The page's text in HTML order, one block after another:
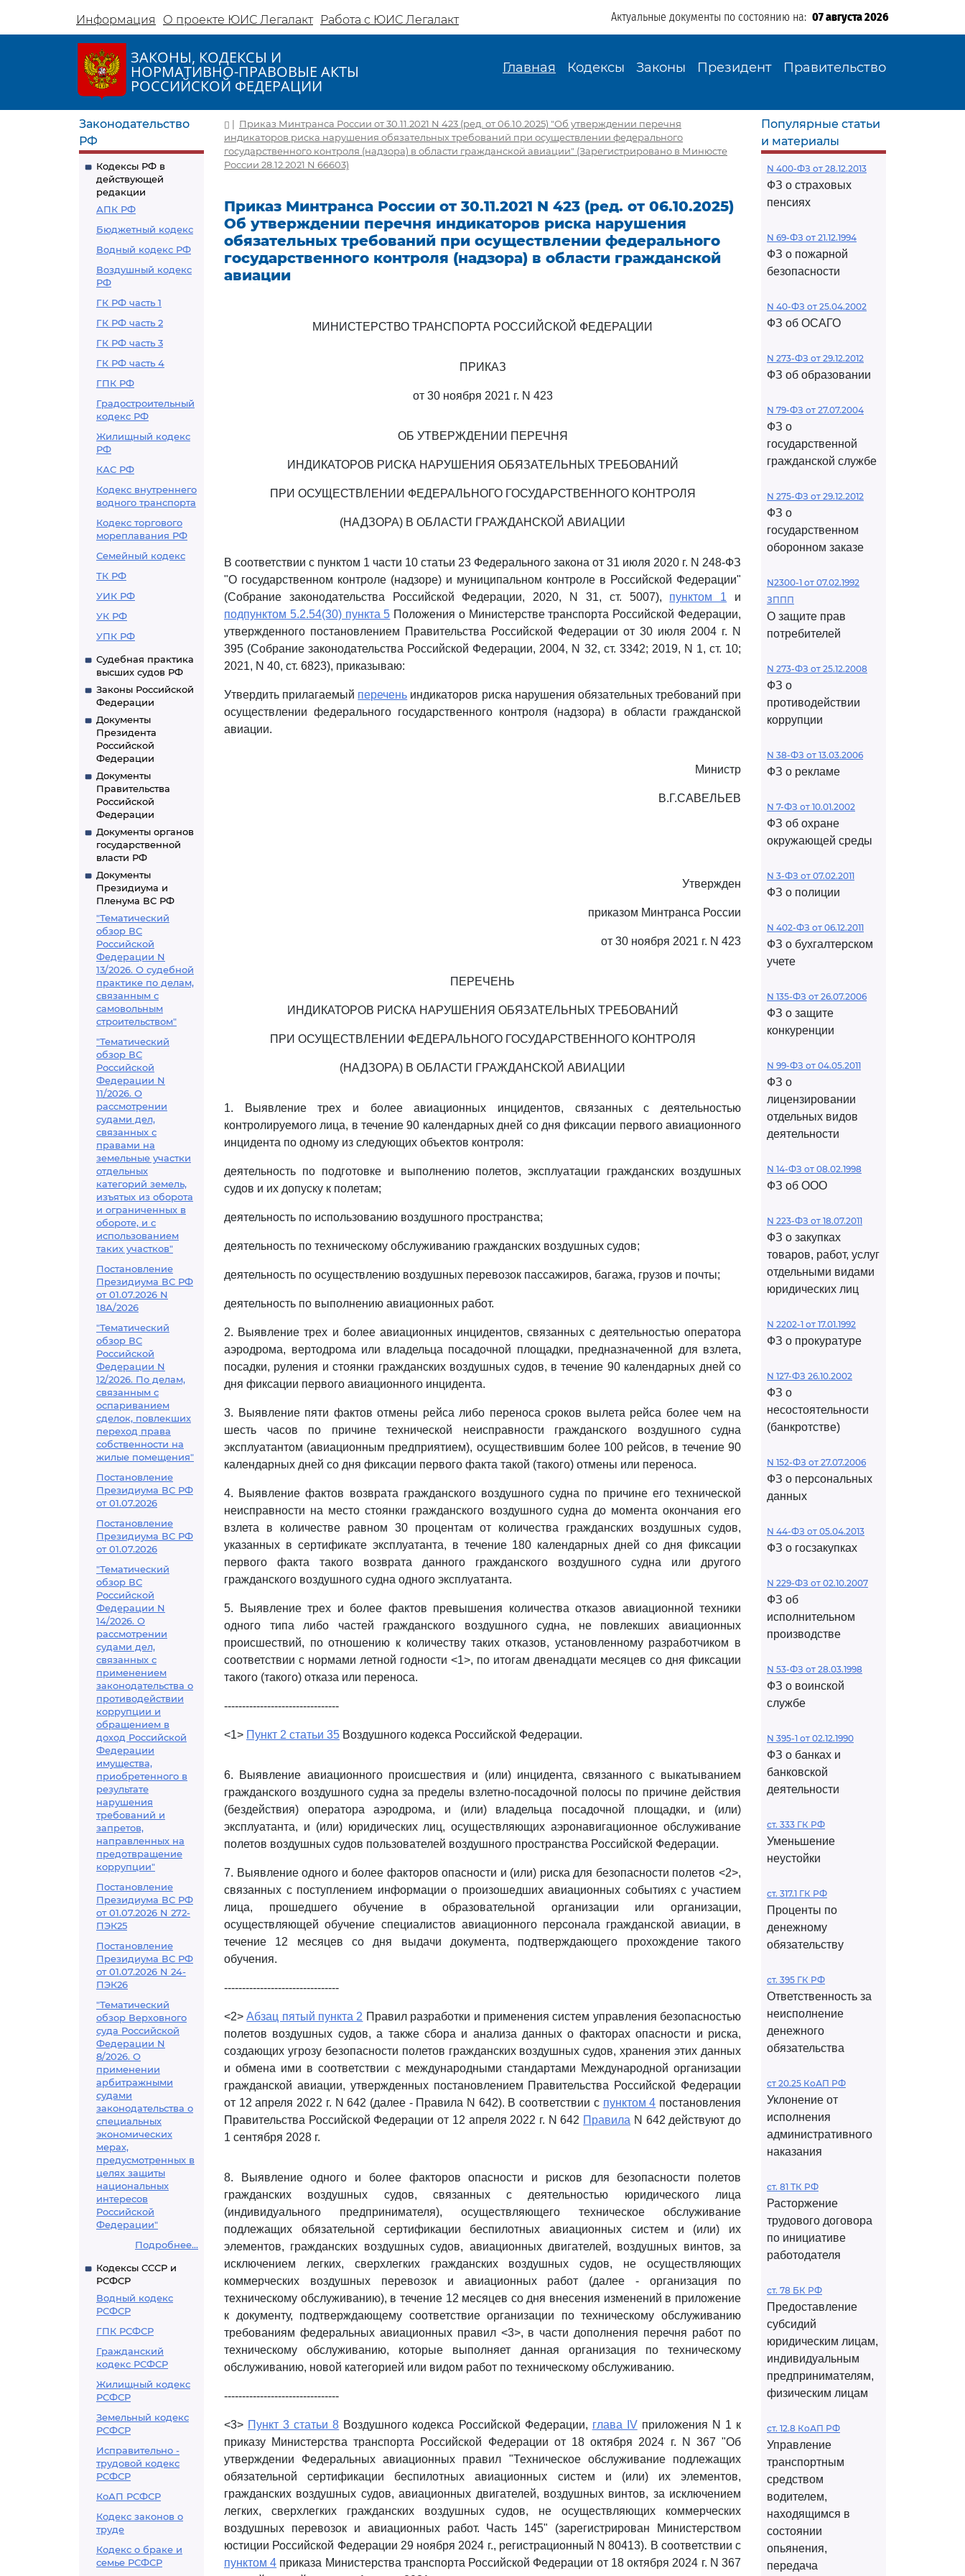
Информация О проекте ЮИС Легалакт Работа с ЮИС Легалакт Актуальные документы по состоянию на: 07 августа 2026
ЗАКОНЫ, КОДЕКСЫ И
НОРМАТИВНО-ПРАВОВЫЕ АКТЫ
РОССИЙСКОЙ ФЕДЕРАЦИИ
Главная Кодексы Законы Президент Правительство
Законодательство
РФ
Кодексы РФ в
действующей
редакции
АПК РФ
Бюджетный кодекс
Водный кодекс РФ
Воздушный кодекс
РФ
ГК РФ часть 1
ГК РФ часть 2
ГК РФ часть 3
ГК РФ часть 4
ГПК РФ
Градостроительный
кодекс РФ
Жилищный кодекс
РФ
КАС РФ
Кодекс внутреннего
водного транспорта
Кодекс торгового
мореплавания РФ
Семейный кодекс
ТК РФ
УИК РФ
УК РФ
УПК РФ
Судебная практика
высших судов РФ
Законы Российской
Федерации
Документы
Президента
Российской
Федерации
Документы
Правительства
Российской
Федерации
Документы органов
государственной
власти РФ
Документы
Президиума и
Пленума ВС РФ
"Тематический
обзор ВС
Российской
Федерации N
13/2026. О судебной
практике по делам,
связанным с
самовольным
строительством"
"Тематический
обзор ВС
Российской
Федерации N
11/2026. О
рассмотрении
судами дел,
связанных с
правами на
земельные участки
отдельных
категорий земель,
изъятых из оборота
и ограниченных в
обороте, и с
использованием
таких участков"
Постановление
Президиума ВС РФ
от 01.07.2026 N
18А/2026
"Тематический
обзор ВС
Российской
Федерации N
12/2026. По делам,
связанным с
оспариванием
сделок, повлекших
переход права
собственности на
жилые помещения"
Постановление
Президиума ВС РФ
от 01.07.2026
Постановление
Президиума ВС РФ
от 01.07.2026
"Тематический
обзор ВС
Российской
Федерации N
14/2026. О
рассмотрении
судами дел,
связанных с
применением
законодательства о
противодействии
коррупции и
обращением в
доход Российской
Федерации
имущества,
приобретенного в
результате
нарушения
требований и
запретов,
направленных на
предотвращение
коррупции"
Постановление
Президиума ВС РФ
от 01.07.2026 N 272-
ПЭК25
Постановление
Президиума ВС РФ
от 01.07.2026 N 24-
ПЭК26
"Тематический
обзор Верховного
суда Российской
Федерации N
8/2026. О
применении
арбитражными
судами
законодательства о
специальных
экономических
мерах,
предусмотренных в
целях защиты
национальных
интересов
Российской
Федерации"
Подробнее...
Кодексы СССР и
РСФСР
Водный кодекс
РСФСР
ГПК РСФСР
Гражданский
кодекс РСФСР
Жилищный кодекс
РСФСР
Земельный кодекс
РСФСР
Исправительно -
трудовой кодекс
РСФСР
КоАП РСФСР
Кодекс законов о
труде
Кодекс о браке и
семье РСФСР
| Приказ Минтранса России от 30.11.2021 N 423 (ред. от 06.10.2025) "Об утверждении перечня
индикаторов риска нарушения обязательных требований при осуществлении федерального
государственного контроля (надзора) в области гражданской авиации" (Зарегистрировано в Минюсте
России 28.12.2021 N 66603)
Приказ Минтранса России от 30.11.2021 N 423 (ред. от 06.10.2025)
Об утверждении перечня индикаторов риска нарушения
обязательных требований при осуществлении федерального
государственного контроля (надзора) в области гражданской
авиации
МИНИСТЕРСТВО ТРАНСПОРТА РОССИЙСКОЙ ФЕДЕРАЦИИ
ПРИКАЗ
от 30 ноября 2021 г. N 423
ОБ УТВЕРЖДЕНИИ ПЕРЕЧНЯ
ИНДИКАТОРОВ РИСКА НАРУШЕНИЯ ОБЯЗАТЕЛЬНЫХ ТРЕБОВАНИЙ
ПРИ ОСУЩЕСТВЛЕНИИ ФЕДЕРАЛЬНОГО ГОСУДАРСТВЕННОГО КОНТРОЛЯ
(НАДЗОРА) В ОБЛАСТИ ГРАЖДАНСКОЙ АВИАЦИИ
В соответствии с пунктом 1 части 10 статьи 23 Федерального закона от 31 июля 2020 г. N 248-ФЗ
"О государственном контроле (надзоре) и муниципальном контроле в Российской Федерации"
(Собрание законодательства Российской Федерации, 2020, N 31, ст. 5007), пунктом 1 и
подпунктом 5.2.54(30) пункта 5 Положения о Министерстве транспорта Российской Федерации,
утвержденного постановлением Правительства Российской Федерации от 30 июля 2004 г. N
395 (Собрание законодательства Российской Федерации, 2004, N 32, ст. 3342; 2019, N 1, ст. 10;
2021, N 40, ст. 6823), приказываю:
Утвердить прилагаемый перечень индикаторов риска нарушения обязательных требований при
осуществлении федерального государственного контроля (надзора) в области гражданской
авиации.
Министр
В.Г.САВЕЛЬЕВ
Утвержден
приказом Минтранса России
от 30 ноября 2021 г. N 423
ПЕРЕЧЕНЬ
ИНДИКАТОРОВ РИСКА НАРУШЕНИЯ ОБЯЗАТЕЛЬНЫХ ТРЕБОВАНИЙ
ПРИ ОСУЩЕСТВЛЕНИИ ФЕДЕРАЛЬНОГО ГОСУДАРСТВЕННОГО КОНТРОЛЯ
(НАДЗОРА) В ОБЛАСТИ ГРАЖДАНСКОЙ АВИАЦИИ
1. Выявление трех и более авиационных инцидентов, связанных с деятельностью
контролируемого лица, в течение 90 календарных дней со дня фиксации первого авиационного
инцидента по одному из следующих объектов контроля:
деятельность по подготовке и выполнению полетов, эксплуатации гражданских воздушных
судов и их допуску к полетам;
деятельность по использованию воздушного пространства;
деятельность по техническому обслуживанию гражданских воздушных судов;
деятельность по осуществлению воздушных перевозок пассажиров, багажа, грузов и почты;
деятельность по выполнению авиационных работ.
2. Выявление трех и более авиационных инцидентов, связанных с деятельностью оператора
аэродрома, вертодрома или владельца посадочной площадки, предназначенной для взлета,
посадки, руления и стоянки гражданских воздушных судов, в течение 90 календарных дней со
дня фиксации первого авиационного инцидента.
3. Выявление пяти фактов отмены рейса либо переноса сроков вылета рейса более чем на
шесть часов по причине технической неисправности гражданского воздушного судна
эксплуатантом (авиационным предприятием), осуществившим более 100 рейсов, в течение 90
календарных дней со дня фиксации первого факта такой (такого) отмены или переноса.
4. Выявление фактов возврата гражданского воздушного судна по причине его технической
неисправности на место стоянки гражданского воздушного судна до момента окончания его
взлета в количестве равном 30 процентам от количества гражданских воздушных судов,
указанных в сертификате эксплуатанта, в течение 180 календарных дней со дня фиксации
первого факта такого возврата данного гражданского воздушного судна или другого
гражданского воздушного судна одного эксплуатанта.
5. Выявление трех и более фактов превышения количества отказов авиационной техники
одного типа либо частей гражданского воздушного судна, не повлекших авиационных
происшествий, по отношению к количеству таких отказов, установленному разработчиком в
соответствии с нормами летной годности <1>, по итогам двенадцати месяцев со дня фиксации
такого (такого) отказа или переноса.
--------------------------------
<1> Пункт 2 статьи 35 Воздушного кодекса Российской Федерации.
6. Выявление авиационного происшествия и (или) инцидента, связанного с выкатыванием
гражданского воздушного судна за пределы взлетно-посадочной полосы по причине действия
(бездействия) оператора аэродрома, и (или) владельца посадочной площадки, и (или)
эксплуатанта, и (или) юридических лиц, осуществляющих аэронавигационное обслуживание
полетов воздушных судов пользователей воздушного пространства Российской Федерации.
7. Выявление одного и более факторов опасности и (или) риска для безопасности полетов <2>,
связанных с поступлением информации о произошедших авиационных событиях с участием
лица, прошедшего обучение в образовательной организации или организации,
осуществляющей обучение специалистов авиационного персонала гражданской авиации, в
течение 12 месяцев со дня выдачи документа, подтверждающего прохождение такого
обучения.
--------------------------------
<2>Абзац пятый пункта 2 Правил разработки и применения систем управления безопасностью
полетов воздушных судов, а также сбора и анализа данных о факторах опасности и риска,
создающих угрозу безопасности полетов гражданских воздушных судов, хранения этих данных
и обмена ими в соответствии с международными стандартами Международной организации
гражданской авиации, утвержденных постановлением Правительства Российской Федерации
от 12 апреля 2022 г. N 642 (далее - Правила N 642). В соответствии с пунктом 4 постановления
Правительства Российской Федерации от 12 апреля 2022 г. N 642 Правила N 642 действуют до
1 сентября 2028 г.
8. Выявление одного и более факторов опасности и рисков для безопасности полетов
гражданских воздушных судов, связанных с деятельностью юридического лица
(индивидуального предпринимателя), осуществляющего техническое обслуживание
подлежащих обязательной сертификации беспилотных авиационных систем и (или) их
элементов, гражданских воздушных судов, авиационных двигателей, воздушных винтов, за
исключением легких, сверхлегких гражданских воздушных судов, не осуществляющих
коммерческих воздушных перевозок и авиационных работ (далее - организация по
техническому обслуживанию), в течение 12 месяцев со дня внесения изменений в приложение
к документу, подтверждающему соответствие организации по техническому обслуживанию
требованиям федеральных авиационных правил <3>, в части дополнения перечня работ по
техническому обслуживанию, которые выполняет данная организация по техническому
обслуживанию, новой категорией или видом работ по техническому обслуживанию.
--------------------------------
<3> Пункт 3 статьи 8 Воздушного кодекса Российской Федерации, глава IVприложения N 1 к
приказу Министерства транспорта Российской Федерации от 18 октября 2024 г. N 367 "Об
утверждении Федеральных авиационных правил "Техническое обслуживание подлежащих
обязательной сертификации беспилотных авиационных систем и (или) их элементов,
гражданских воздушных судов, авиационных двигателей, воздушных винтов, за исключением
легких, сверхлегких гражданских воздушных судов, не осуществляющих коммерческих
воздушных перевозок и авиационных работ. Часть 145" (зарегистрирован Министерством
юстиции Российской Федерации 29 ноября 2024 г., регистрационный N 80413). В соответствии с
пунктом 4 приказа Министерства транспорта Российской Федерации от 18 октября 2024 г. N 367
Популярные статьи
и материалы
N 400-ФЗ от 28.12.2013
ФЗ о страховых
пенсиях
N 69-ФЗ от 21.12.1994
ФЗ о пожарной
безопасности
N 40-ФЗ от 25.04.2002
ФЗ об ОСАГО
N 273-ФЗ от 29.12.2012
ФЗ об образовании
N 79-ФЗ от 27.07.2004
ФЗ о
государственной
гражданской службе
N 275-ФЗ от 29.12.2012
ФЗ о
государственном
оборонном заказе
N2300-1 от 07.02.1992
ЗППП
О защите прав
потребителей
N 273-ФЗ от 25.12.2008
ФЗ о
противодействии
коррупции
N 38-ФЗ от 13.03.2006
ФЗ о рекламе
N 7-ФЗ от 10.01.2002
ФЗ об охране
окружающей среды
N 3-ФЗ от 07.02.2011
ФЗ о полиции
N 402-ФЗ от 06.12.2011
ФЗ о бухгалтерском
учете
N 135-ФЗ от 26.07.2006
ФЗ о защите
конкуренции
N 99-ФЗ от 04.05.2011
ФЗ о
лицензировании
отдельных видов
деятельности
N 14-ФЗ от 08.02.1998
ФЗ об ООО
N 223-ФЗ от 18.07.2011
ФЗ о закупках
товаров, работ, услуг
отдельными видами
юридических лиц
N 2202-1 от 17.01.1992
ФЗ о прокуратуре
N 127-ФЗ 26.10.2002
ФЗ о
несостоятельности
(банкротстве)
N 152-ФЗ от 27.07.2006
ФЗ о персональных
данных
N 44-ФЗ от 05.04.2013
ФЗ о госзакупках
N 229-ФЗ от 02.10.2007
ФЗ об
исполнительном
производстве
N 53-ФЗ от 28.03.1998
ФЗ о воинской
службе
N 395-1 от 02.12.1990
ФЗ о банках и
банковской
деятельности
ст. 333 ГК РФ
Уменьшение
неустойки
ст. 317.1 ГК РФ
Проценты по
денежному
обязательству
ст. 395 ГК РФ
Ответственность за
неисполнение
денежного
обязательства
ст 20.25 КоАП РФ
Уклонение от
исполнения
административного
наказания
ст. 81 ТК РФ
Расторжение
трудового договора
по инициативе
работодателя
ст. 78 БК РФ
Предоставление
субсидий
юридическим лицам,
индивидуальным
предпринимателям,
физическим лицам
ст. 12.8 КоАП РФ
Управление
транспортным
средством
водителем,
находящимся в
состоянии
опьянения,
передача